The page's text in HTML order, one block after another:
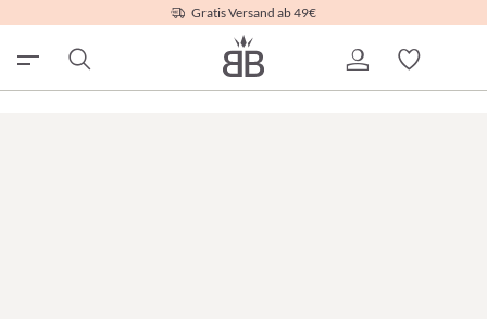
Gratis Versand ab 49€